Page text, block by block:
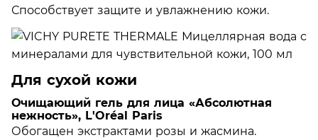
Способствует защите и увлажнению кожи.
Для сухой кожи
Очищающий гель для лица «Абсолютная
нежность», L'Oréal Paris
Обогащен экстрактами розы и жасмина.